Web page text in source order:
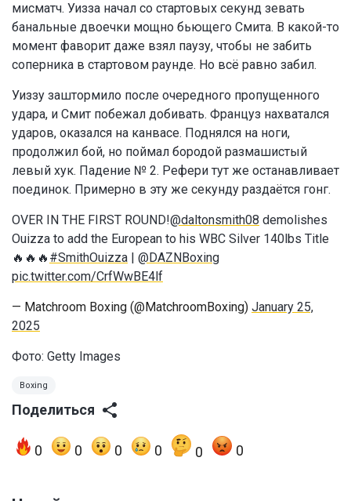
мисматч. Уизза начал со стартовых секунд зевать
банальные двоечки мощно бьющего Смита. В какой-то
момент фаворит даже взял паузу, чтобы не забить
соперника в стартовом раунде. Но всё равно забил.
Уиззу заштормило после очередного пропущенного
удара, и Смит побежал добивать. Француз нахватался
ударов, оказался на канвасе. Поднялся на ноги,
продолжил бой, но поймал бородой размашистый
левый хук. Падение № 2. Рефери тут же останавливает
поединок. Примерно в эту же секунду раздаётся гонг.
OVER IN THE FIRST ROUND!@daltonsmith08 demolishes
Ouizza to add the European to his WBC Silver 140lbs Title
🔥🔥🔥 #SmithOuizza
@DAZNBoxing
pic.twitter.com/CrfWwBE4lf
— Matchroom Boxing (@MatchroomBoxing) January 25,
2025
Фото: Getty Images
Boxing
Поделиться
0 0 0 0 0 0